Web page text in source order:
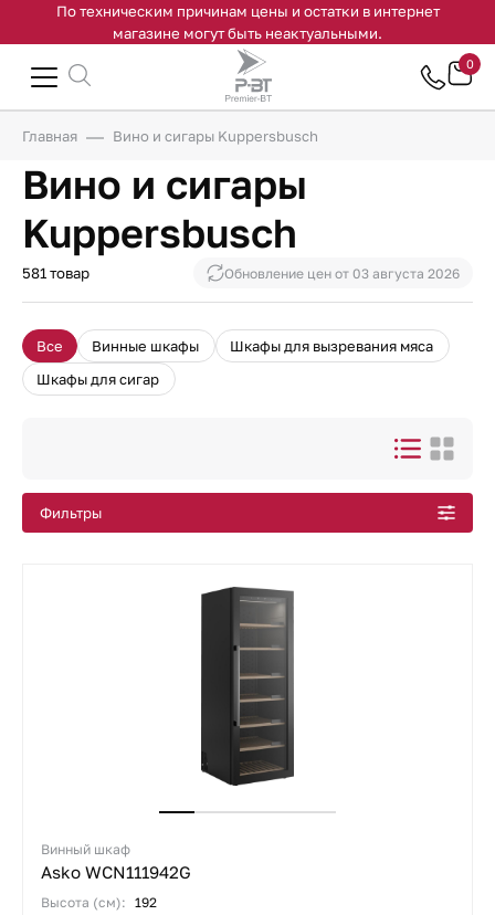
По техническим причинам цены и остатки в интернет
магазине могут быть неактуальными.
0
Главная Вино и сигары Kuppersbusch
Вино и сигары
Kuppersbusch
581 товар Обновление цен от 03 августа 2026
Все Винные шкафы
Шкафы для вызревания мяса
Шкафы для сигар
Винный шкаф
Asko WCN111942G
Высота (см): 192
Фильтры